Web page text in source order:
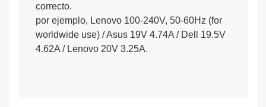
correcto.
por ejemplo, Lenovo 100-240V, 50-60Hz (for
worldwide use) / Asus 19V 4.74A / Dell 19.5V
4.62A / Lenovo 20V 3.25A.